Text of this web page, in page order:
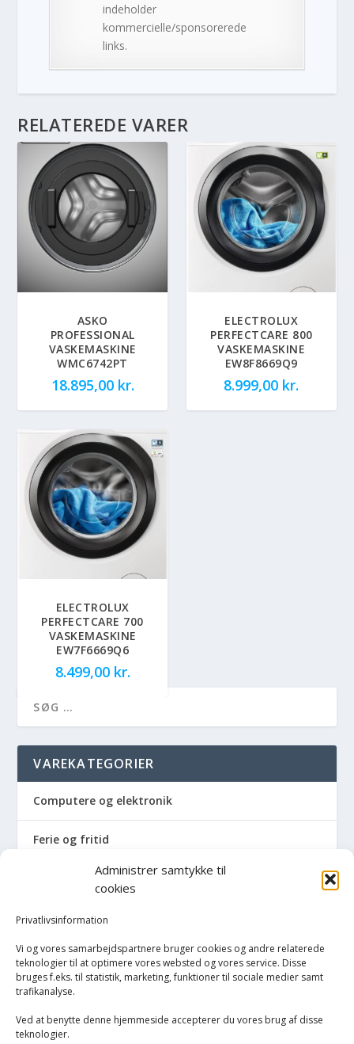
Administrer samtykke til
cookies
Privatlivsinformation
Vi og vores samarbejdspartnere bruger cookies og andre relaterede
teknologier til at optimere vores websted og vores service. Disse
bruges f.eks. til statistik, marketing, funktioner til sociale medier samt
trafikanalyse.
Ved at benytte denne hjemmeside accepterer du vores brug af disse
teknologier.
indeholder
kommercielle/sponsorerede
links.
RELATEREDE VARER
ASKO
PROFESSIONAL
VASKEMASKINE
WMC6742PT
18.895,00 kr.
ELECTROLUX
PERFECTCARE 800
VASKEMASKINE
EW8F8669Q9
8.999,00 kr.
ELECTROLUX
PERFECTCARE 700
VASKEMASKINE
EW7F6669Q6
8.499,00 kr.
VAREKATEGORIER
Computere og elektronik
Ferie og fritid
Hus og have
Havemaskiner
Hvidevarer
Køkken
Opvarmning